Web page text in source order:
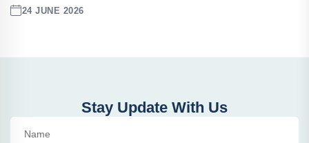
24 JUNE 2026
Stay Update With Us